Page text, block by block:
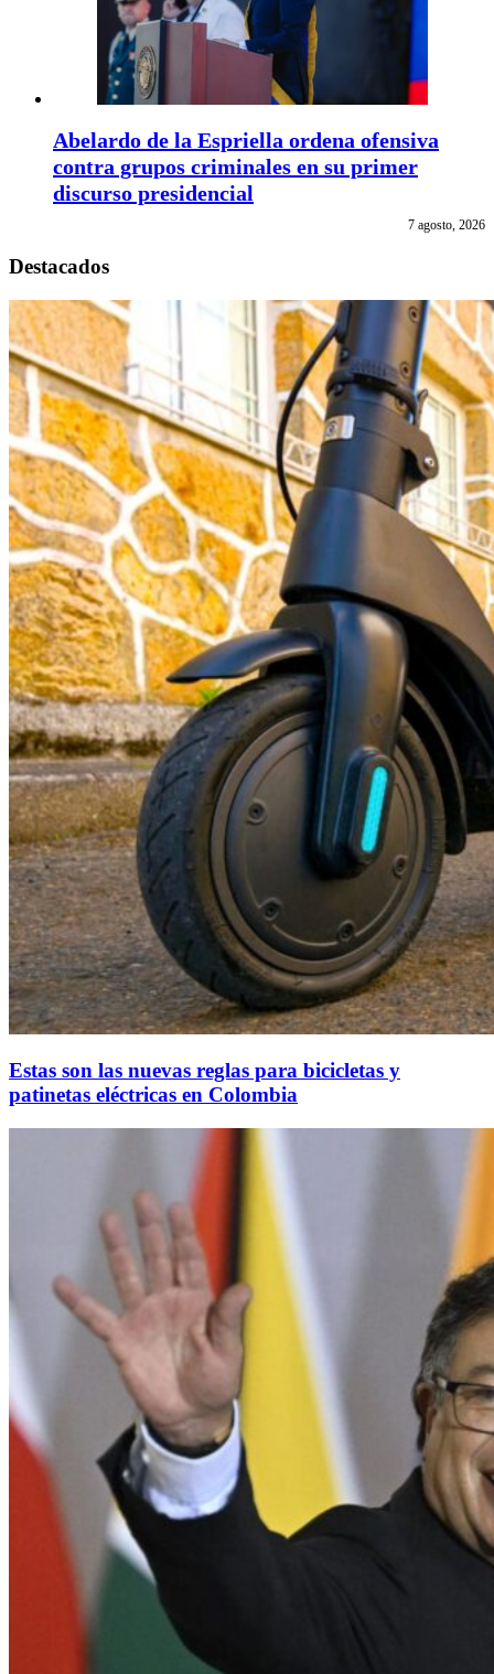
Abelardo de la Espriella ordena ofensiva
contra grupos criminales en su primer
discurso presidencial
7 agosto, 2026
Destacados
Estas son las nuevas reglas para bicicletas y
patinetas eléctricas en Colombia